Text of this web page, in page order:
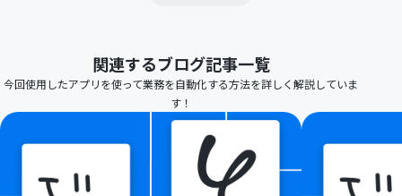
関連するブログ記事一覧
今回使用したアプリを使って業務を自動化する方法を詳しく解説していま
す！